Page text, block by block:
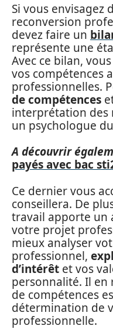
Si vous envisagez
reconversion
devez faire un
représente une
Avec ce bilan,
vos compétences
professionnelles.
de compétences
interprétation des
un psychologue
A découvrir
payés avec bac
Ce dernier vous
conseillera. De
travail apporte un
votre projet
mieux analyser
professionnel,
d’intérêt et vos
personnalité. Il en
de compétences
détermination de
professionnelle.